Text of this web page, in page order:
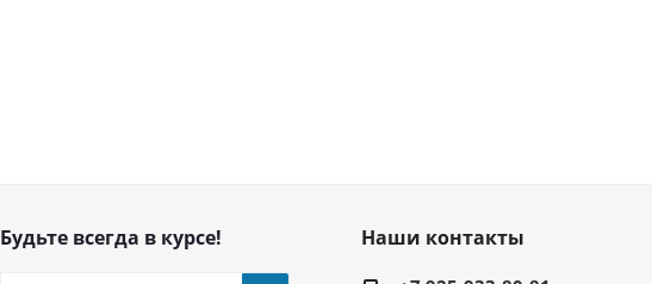
Будьте всегда в курсе! Наши контакты